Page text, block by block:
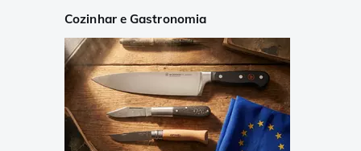
Cozinhar e Gastronomia